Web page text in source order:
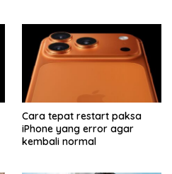
Cara tepat restart paksa
iPhone yang error agar
kembali normal